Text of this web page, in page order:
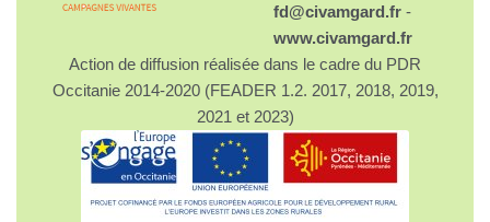
fd@civamgard.fr -
www.civamgard.fr
Action de diffusion réalisée dans le cadre du PDR
Occitanie 2014-2020 (FEADER 1.2. 2017, 2018, 2019,
2021 et 2023)